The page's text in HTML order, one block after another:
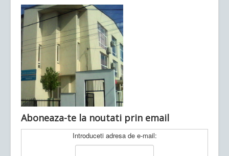
Ultimele articole: Vi, 04.11.2022 -
Județean Mehedinți
Aboneaza-te la noutati prin email
Introduceti adresa de e-mail: